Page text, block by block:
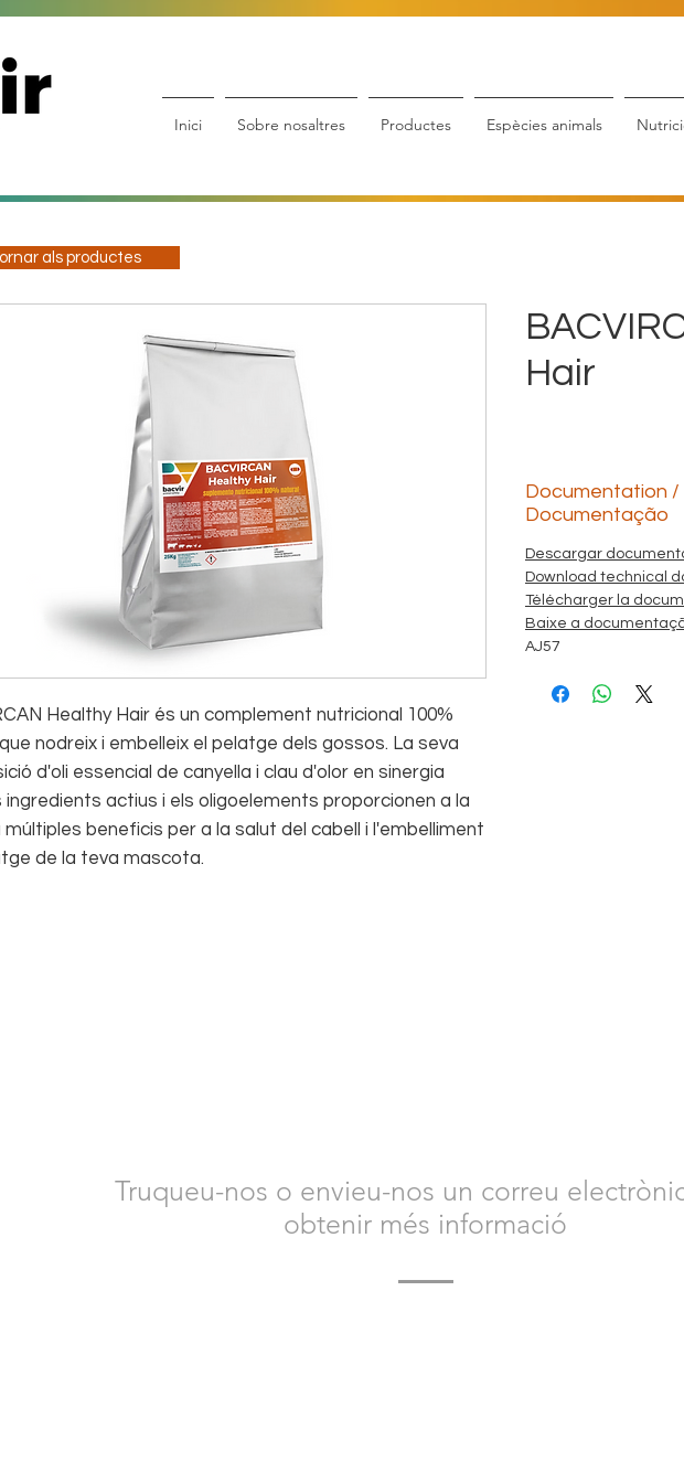
Inici Sobre nosaltres Productes Espècies animals
als productes
Healthy Hair és un complement nutricional 100%
nodreix i embelleix el pelatge dels gossos. La seva
d'oli essencial de canyella i clau d'olor en sinergia
ingredients actius i els oligoelements proporcionen a la
beneficis per a la salut del cabell i l'embelliment
de la teva mascota.
Hair
Documentation
Documentação
Descargar
Download technical
Télécharger la
Baixe a
AJ57
Truqueu-nos o envieu-nos un correu
obtenir més informació